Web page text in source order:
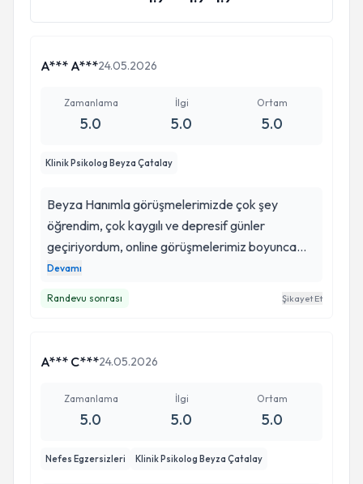
A*** A***24.05.2026
Zamanlama
5.0
İlgi
5.0
Ortam
5.0
Klinik Psikolog Beyza Çatalay
Beyza Hanımla görüşmelerimizde çok şey
öğrendim, çok kaygılı ve depresif günler
geçiriyordum, online görüşmelerimiz boyunca
beni yargılamadan dinlemesi, anlaması, beni
kaygımı yönetmeyi öğrendim, Beyza hocamı
herkese tavsiye ederim çok teşekkür ederim
Devamı
Randevu sonrası Şikayet Et
A*** C***24.05.2026
Zamanlama
5.0
İlgi
5.0
Ortam
5.0
Nefes Egzersizleri Klinik Psikolog Beyza Çatalay